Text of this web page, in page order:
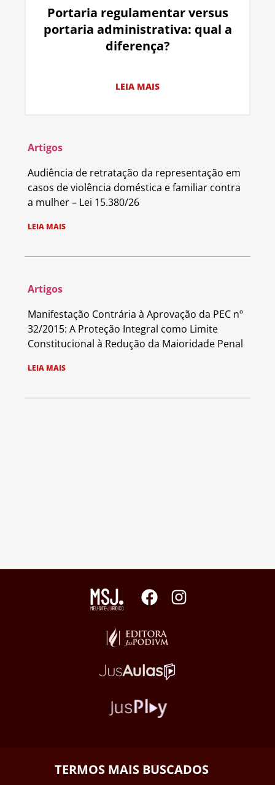
Portaria regulamentar versus
portaria administrativa: qual a
diferença?
LEIA MAIS
Artigos
Audiência de retratação da representação em
casos de violência doméstica e familiar contra
a mulher – Lei 15.380/26
LEIA MAIS
Artigos
Manifestação Contrária à Aprovação da PEC nº
32/2015: A Proteção Integral como Limite
Constitucional à Redução da Maioridade Penal
LEIA MAIS
TERMOS MAIS BUSCADOS